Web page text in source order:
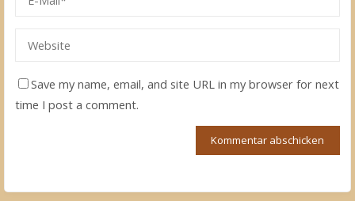
Save my name, email, and site URL in my browser for next
time I post a comment.